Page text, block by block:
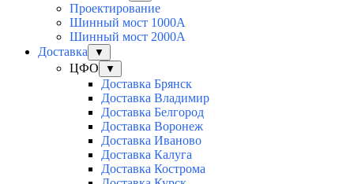
Проектирование
Шинный мост 1000А
Шинный мост 2000А
Доставка
▼
ЦФО ▼
Доставка Брянск
Доставка Владимир
Доставка Белгород
Доставка Воронеж
Доставка Иваново
Доставка Калуга
Доставка Кострома